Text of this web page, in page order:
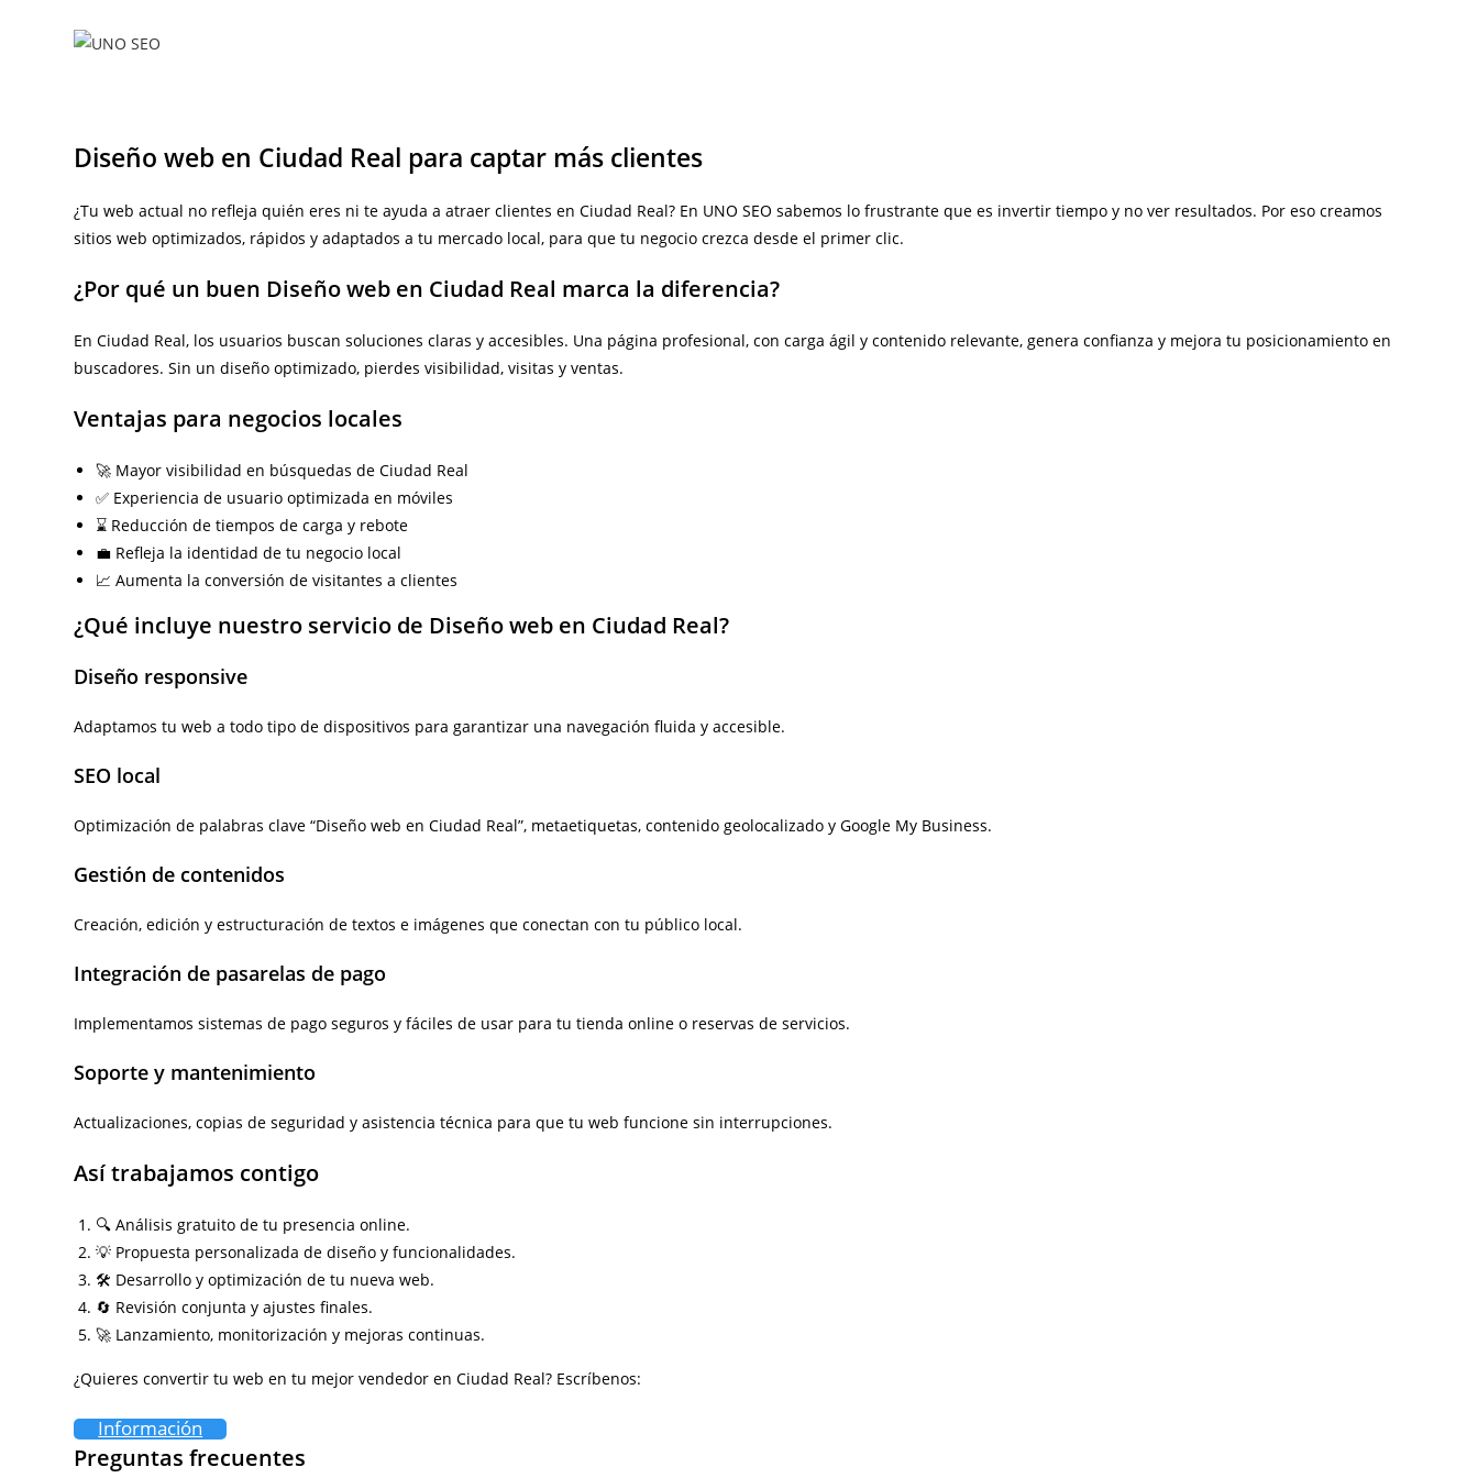
Diseño web en Ciudad Real para captar más clientes
¿Tu web actual no refleja quién eres ni te ayuda a atraer clientes en Ciudad Real? En UNO SEO sabemos lo frustrante que es invertir tiempo y no ver resultados. Por eso creamos
sitios web optimizados, rápidos y adaptados a tu mercado local, para que tu negocio crezca desde el primer clic.
¿Por qué un buen Diseño web en Ciudad Real marca la diferencia?
En Ciudad Real, los usuarios buscan soluciones claras y accesibles. Una página profesional, con carga ágil y contenido relevante, genera confianza y mejora tu posicionamiento en
buscadores. Sin un diseño optimizado, pierdes visibilidad, visitas y ventas.
Ventajas para negocios locales
🚀 Mayor visibilidad en búsquedas de Ciudad Real
✅ Experiencia de usuario optimizada en móviles
⌛ Reducción de tiempos de carga y rebote
💼 Refleja la identidad de tu negocio local
📈 Aumenta la conversión de visitantes a clientes
¿Qué incluye nuestro servicio de Diseño web en Ciudad Real?
Diseño responsive
Adaptamos tu web a todo tipo de dispositivos para garantizar una navegación fluida y accesible.
SEO local
Optimización de palabras clave “Diseño web en Ciudad Real”, metaetiquetas, contenido geolocalizado y Google My Business.
Gestión de contenidos
Creación, edición y estructuración de textos e imágenes que conectan con tu público local.
Integración de pasarelas de pago
Implementamos sistemas de pago seguros y fáciles de usar para tu tienda online o reservas de servicios.
Soporte y mantenimiento
Actualizaciones, copias de seguridad y asistencia técnica para que tu web funcione sin interrupciones.
Así trabajamos contigo
🔍 Análisis gratuito de tu presencia online.
💡 Propuesta personalizada de diseño y funcionalidades.
🛠️ Desarrollo y optimización de tu nueva web.
🔄 Revisión conjunta y ajustes finales.
🚀 Lanzamiento, monitorización y mejoras continuas.
¿Quieres convertir tu web en tu mejor vendedor en Ciudad Real? Escríbenos:
Información
Preguntas frecuentes